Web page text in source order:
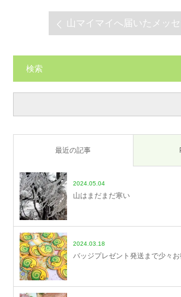
山マイマイへ届いたメッ
検索
最近の記事
2024.05.04
山はまだまだ寒い
2024.03.18
バッジプレゼント発送まで少々